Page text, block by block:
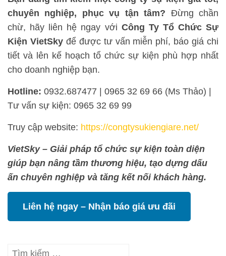
chuyên nghiệp, phục vụ tận tâm? Đừng chần
chừ, hãy liên hệ ngay với Công Ty Tổ Chức Sự
Kiện VietSkyđể được tư vấn miễn phí, báo giá chi
tiết và lên kế hoạch tổ chức sự kiện phù hợp nhất
cho doanh nghiệp bạn.
Hotline: 0932.687477 | 0965 32 69 66 (Ms Thảo) |
Tư vấn sự kiện: 0965 32 69 99
Truy cập website: https://congtysukiengiare.net/
VietSky – Giải pháp tổ chức sự kiện toàn diện
giúp bạn nâng tầm thương hiệu, tạo dựng dấu
ấn chuyên nghiệp và tăng kết nối khách hàng.
Liên hệ ngay – Nhận báo giá ưu đãi
Tìm